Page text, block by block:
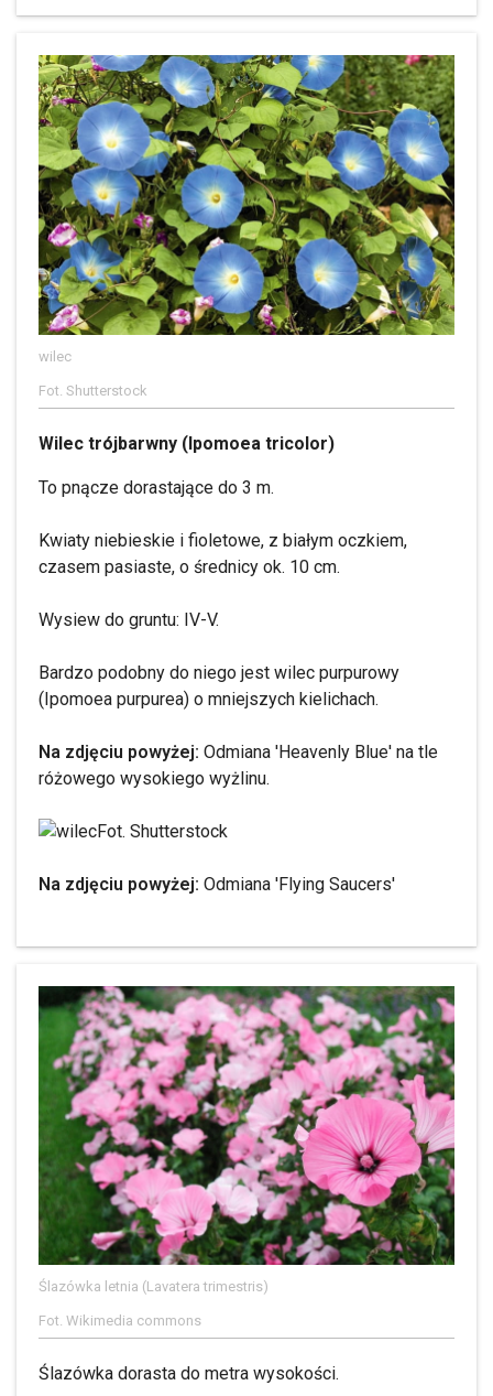
wilec
Fot. Shutterstock
Wilec trójbarwny (Ipomoea tricolor)
To pnącze dorastające do 3 m.
Kwiaty niebieskie i fioletowe, z białym oczkiem,
czasem pasiaste, o średnicy ok. 10 cm.
Wysiew do gruntu: IV-V.
Bardzo podobny do niego jest wilec purpurowy
(Ipomoea purpurea) o mniejszych kielichach.
Na zdjęciu powyżej: Odmiana 'Heavenly Blue' na tle
różowego wysokiego wyżlinu.
Fot. Shutterstock
Na zdjęciu powyżej: Odmiana 'Flying Saucers'
Ślazówka letnia (Lavatera trimestris)
Fot. Wikimedia commons
Ślazówka dorasta do metra wysokości.